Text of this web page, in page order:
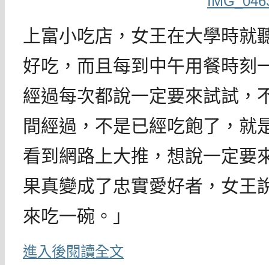
上富小吃店，女王在大學時就
好吃，而且每到中午用餐時刻
經過每次都說一定要來試試，
間經過，不是已經吃飽了，就
看到網路上大推，想說一定要
果真變成了忠實愛好者，女王
來吃一碗。」
進入後閱讀全文